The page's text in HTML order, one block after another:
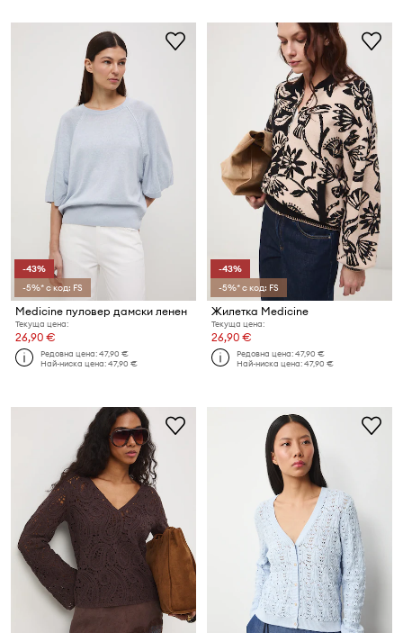
-43%
-5%* с код: FS
Medicine пуловер дамски ленен
Текуща цена:
26,90 €
Редовна цена:47,90 €
Най-ниска цена:47,90 €
-43%
-5%* с код: FS
Жилетка Medicine
Текуща цена:
26,90 €
Редовна цена:47,90 €
Най-ниска цена:47,90 €